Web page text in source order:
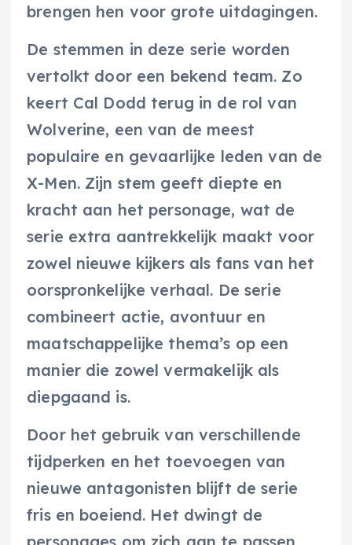
brengen hen voor grote uitdagingen.
De stemmen in deze serie worden
vertolkt door een bekend team. Zo
keert Cal Dodd terug in de rol van
Wolverine, een van de meest
populaire en gevaarlijke leden van de
X-Men. Zijn stem geeft diepte en
kracht aan het personage, wat de
serie extra aantrekkelijk maakt voor
zowel nieuwe kijkers als fans van het
oorspronkelijke verhaal. De serie
combineert actie, avontuur en
maatschappelijke thema’s op een
manier die zowel vermakelijk als
diepgaand is.
Door het gebruik van verschillende
tijdperken en het toevoegen van
nieuwe antagonisten blijft de serie
fris en boeiend. Het dwingt de